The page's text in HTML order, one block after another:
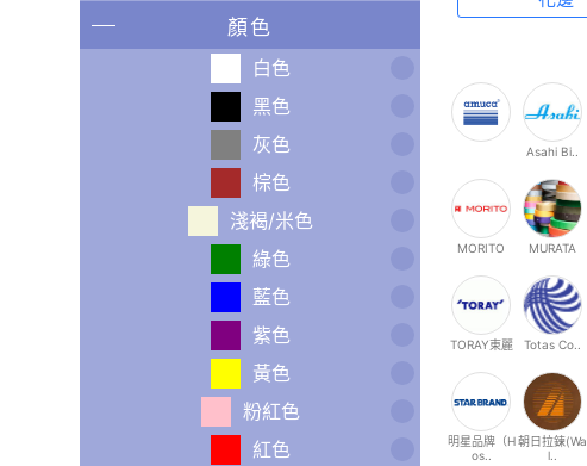
顏色
白色
黑色
灰色
棕色
淺褐/米色
綠色
藍色
紫色
黃色
粉紅色
紅色
Asahi Bi..
MORITO MURATA
TORAY東麗 Totas Co..
明星品牌（H
os..
朝日拉鍊(Wa
l..